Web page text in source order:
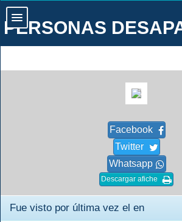
PERSONAS
Facebook
Twitter
Whatsapp
Descargar afiche
Fue visto por última vez el en